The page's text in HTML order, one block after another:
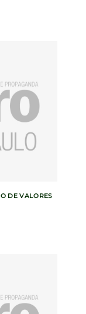
DE VALORES